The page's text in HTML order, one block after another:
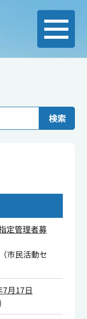
検索
定管理者募
市民活動セ
月17日